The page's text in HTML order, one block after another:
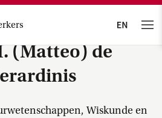
(Matteo) de
Wiskunde en